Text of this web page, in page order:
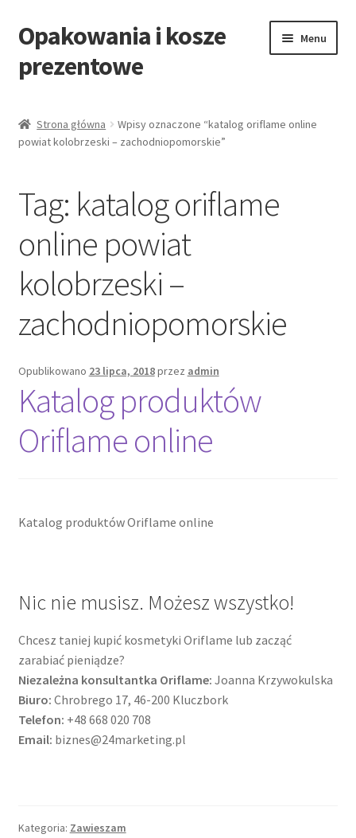
Przejdź
do
nawigacji
Przejdź
do
treści
Opakowania i kosze
prezentowe
Menu
All Categories Shortcode
Cart
Cennik koszy EKO
Cennik pudełek z logo
Checkout
Data Access Request
Header & Teaser Shortcode
Homepage
Homepage
Kontakt
Strona główna
Wpisy oznaczone “katalog oriflame online
powiat kolobrzeski – zachodniopomorskie”
Tag: katalog oriflame
online powiat
kolobrzeski –
zachodniopomorskie
Opublikowano 23 lipca, 2018przez admin
Katalog produktów
Oriflame online
Katalog produktów Oriflame online
Nic nie musisz. Możesz wszystko!
Chcesz taniej kupić kosmetyki Oriflame lub zacząć
zarabiać pieniądze?
Niezależna konsultantka Oriflame: Joanna Krzywokulska
Biuro: Chrobrego 17, 46-200 Kluczbork
Telefon: +48 668 020 708
Email: biznes@24marketing.pl
Kategoria: Zawieszam